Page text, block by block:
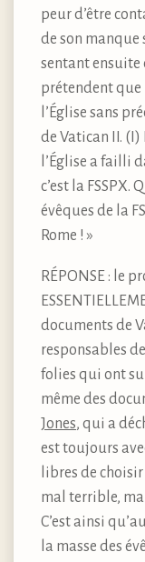
peur d’être
de son manque
sentant ensuite
prétendent que
l’Église sans
de Vatican II. (I)
l’Église a failli
c’est la FSSPX.
évêques de la
Rome ! »
RÉPONSE : le
documents de
responsables
folies qui ont
même des
Jones, qui a
est toujours
libres de
mal terrible,
C’est ainsi
la masse des